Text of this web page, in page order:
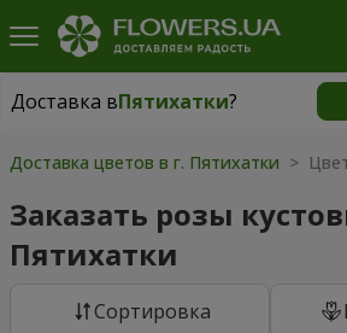
Доставка вПятихатки?
Доставка вПятихатки|
Доставка цветов в г. Пятихатки >
Заказать розы
Пятихатки
Cортировка